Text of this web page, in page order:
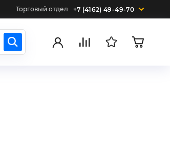
Торговый отдел +7 (4162) 49-49-70